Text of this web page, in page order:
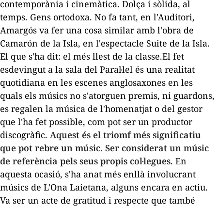
contemporània i cinemàtica. Dolça i sòlida, al
temps. Gens ortodoxa. No fa tant, en l'Auditori,
Amargós va fer una cosa similar amb l'obra de
Camarón de la Isla, en l'espectacle Suite de la Isla.
El que s'ha dit: el més llest de la classe.El fet
esdevingut a la sala del Paral·lel és una realitat
quotidiana en les escenes anglosaxones en les
quals els músics no s'atorguen premis, ni guardons,
es regalen la música de l'homenatjat o del gestor
que l'ha fet possible, com pot ser un productor
discogràfic. Aquest és el triomf més significatiu
que pot rebre un músic. Ser considerat un músic
de referència pels seus propis col·legues. En
aquesta ocasió, s'ha anat més enllà involucrant
músics de L'Ona Laietana, alguns encara en actiu.
Va ser un acte de gratitud i respecte que també